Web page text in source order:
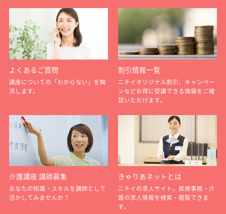
よくあるご質問
講座についての「わからない」を解
消します。
割引情報一覧
ニチイオリジナル割引、キャンペー
ンなどお得に受講できる情報をご確
認いただけます。
介護講座 講師募集
あなたの知識・スキルを講師として
活かしてみませんか？
きゃりあネットとは
ニチイの求人サイト。医療事務・介
護の求人情報を検索・閲覧できま
す。